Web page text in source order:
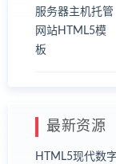
最新资源
HTML5现代数